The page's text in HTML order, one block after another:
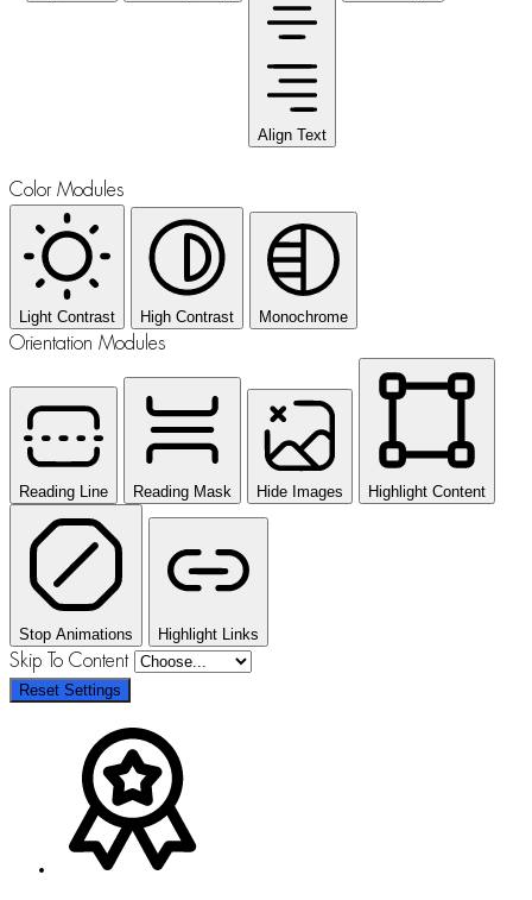
Align Text
Color Modules
Light Contrast High Contrast Monochrome
Orientation Modules
Reading Line Reading Mask Hide Images Highlight Content
Stop Animations Highlight Links
Skip To Content
Reset Settings